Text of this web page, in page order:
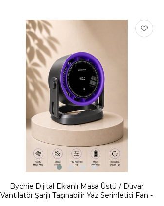
Bychie Dijital Ekranlı Masa Üstü / Duvar
Vantilatör Şarjlı Taşınabilir Yaz Serinletici Fan -